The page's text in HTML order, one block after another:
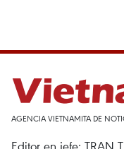
AGENCIA VIETNAMITA DE